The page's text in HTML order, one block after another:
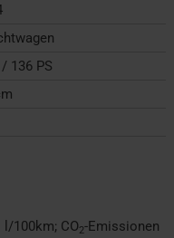
136 PS
l/100km; CO2-Emissionen